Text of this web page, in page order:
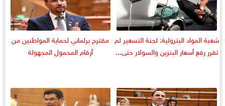
شعبة المواد البترولية: لجنة التسعير لم
تقرر رفع أسعار البنزين والسولار حتى...
مقترح برلماني لحماية المواطنين من
أرقام المحمول المجهولة